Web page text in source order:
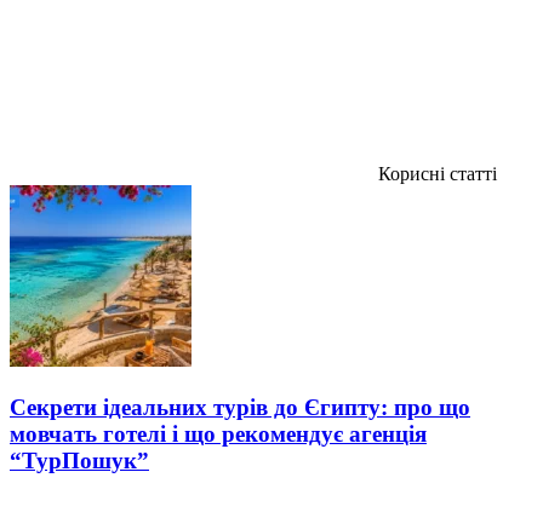
Корисні статті
Секрети ідеальних турів до Єгипту: про що
мовчать готелі і що рекомендує агенція
“ТурПошук”